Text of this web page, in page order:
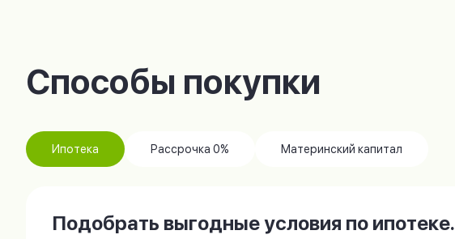
Способы покупки
Ипотека Рассрочка 0% Материнский капитал
Подобрать выгодные условия по ипотеке.